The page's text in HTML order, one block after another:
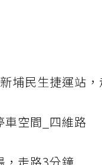
埔民生捷運站
空間_四維路
，走路3分鐘